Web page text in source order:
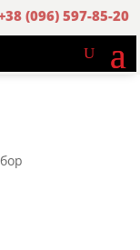
(096) 597-85-20